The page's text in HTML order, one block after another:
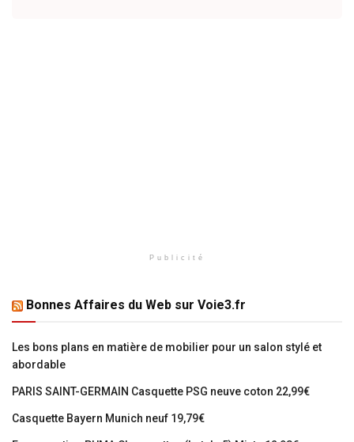
Publicité
Bonnes Affaires du Web sur Voie3.fr
Les bons plans en matière de mobilier pour un salon stylé et
abordable
PARIS SAINT-GERMAIN Casquette PSG neuve coton 22,99€
Casquette Bayern Munich neuf 19,79€